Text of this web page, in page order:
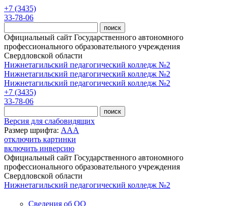
Перейти к основному содержанию
+7 (3435)
33-78-06
Официальный сайт Государственного автономного
профессионального образовательного учреждения
Свердловской области
Нижнетагильский педагогический колледж №2
Нижнетагильский педагогический колледж №2
Нижнетагильский педагогический колледж №2
+7 (3435)
33-78-06
Версия для слабовидящих
Размер шрифта: AAA
отключить картинки
включить инверсию
Официальный сайт Государственного автономного
профессионального образовательного учреждения
Свердловской области
Нижнетагильский педагогический колледж №2
Сведения об ОО